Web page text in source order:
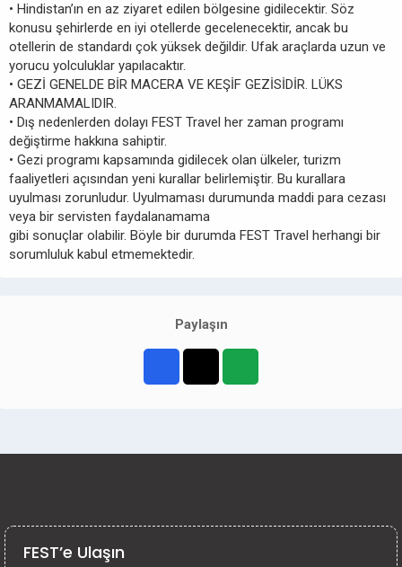
• Hindistan’ın en az ziyaret edilen bölgesine gidilecektir. Söz
konusu şehirlerde en iyi otellerde gecelenecektir, ancak bu
otellerin de standardı çok yüksek değildir. Ufak araçlarda uzun ve
yorucu yolculuklar yapılacaktır.
• GEZİ GENELDE BİR MACERA VE KEŞİF GEZİSİDİR. LÜKS
ARANMAMALIDIR.
• Dış nedenlerden dolayı FEST Travel her zaman programı
değiştirme hakkına sahiptir.
• Gezi programı kapsamında gidilecek olan ülkeler, turizm
faaliyetleri açısından yeni kurallar belirlemiştir. Bu kurallara
uyulması zorunludur. Uyulmaması durumunda maddi para cezası
veya bir servisten faydalanamama
gibi sonuçlar olabilir. Böyle bir durumda FEST Travel herhangi bir
sorumluluk kabul etmemektedir.
Paylaşın
FEST’e Ulaşın